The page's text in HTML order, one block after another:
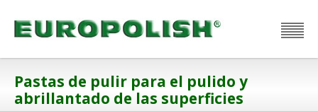
Pastas de pulir para el pulido y
abrillantado de las superficies